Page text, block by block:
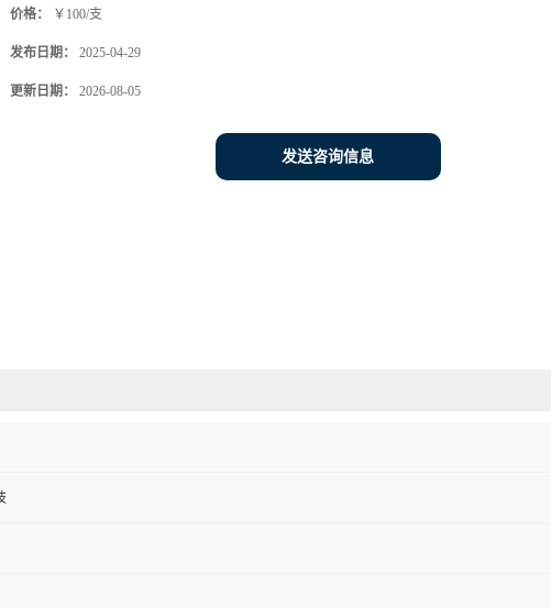
价格： ￥100/支
发布日期： 2025-04-29
更新日期： 2026-08-05
发送咨询信息